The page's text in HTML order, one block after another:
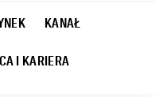
KANAŁ
I KARIERA